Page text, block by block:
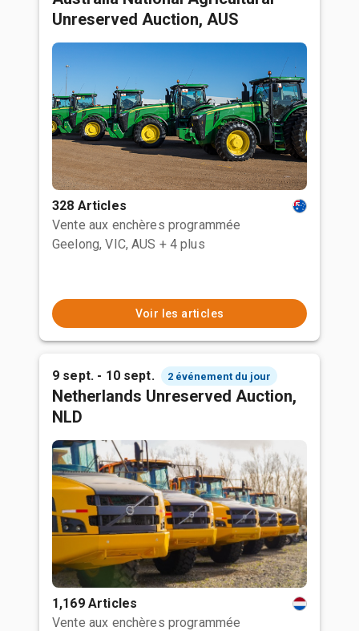
Unreserved Auction, AUS
328 Articles
Vente aux enchères programmée
Geelong, VIC, AUS + 4 plus
Voir les articles
9 sept. - 10 sept. 2 événement du jour
Netherlands Unreserved Auction,
NLD
1,169 Articles
Vente aux enchères programmée